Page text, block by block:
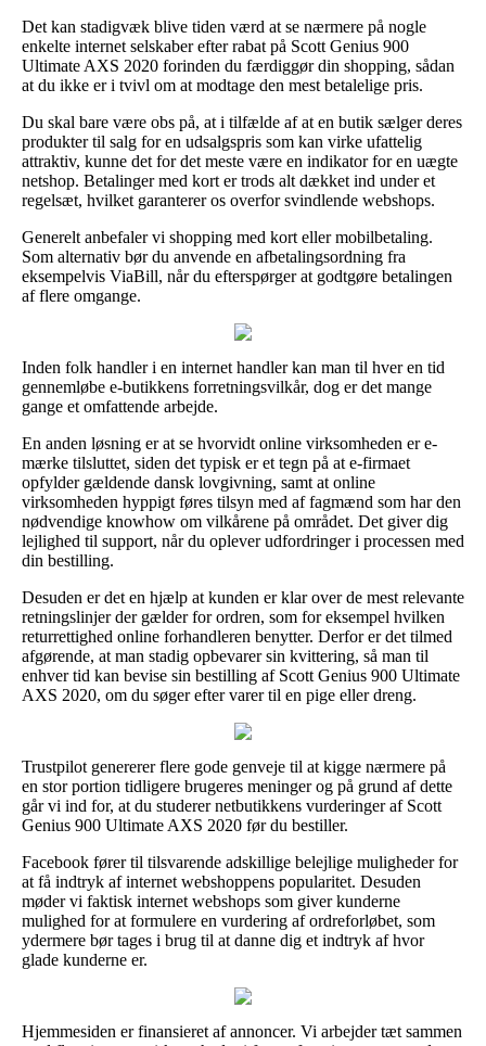
Det kan stadigvæk blive tiden værd at se nærmere på nogle
enkelte internet selskaber efter rabat på Scott Genius 900
Ultimate AXS 2020 forinden du færdiggør din shopping, sådan
at du ikke er i tvivl om at modtage den mest betalelige pris.
Du skal bare være obs på, at i tilfælde af at en butik sælger deres
produkter til salg for en udsalgspris som kan virke ufattelig
attraktiv, kunne det for det meste være en indikator for en uægte
netshop. Betalinger med kort er trods alt dækket ind under et
regelsæt, hvilket garanterer os overfor svindlende webshops.
Generelt anbefaler vi shopping med kort eller mobilbetaling.
Som alternativ bør du anvende en afbetalingsordning fra
eksempelvis ViaBill, når du efterspørger at godtgøre betalingen
af flere omgange.
Inden folk handler i en internet handler kan man til hver en tid
gennemløbe e-butikkens forretningsvilkår, dog er det mange
gange et omfattende arbejde.
En anden løsning er at se hvorvidt online virksomheden er e-
mærke tilsluttet, siden det typisk er et tegn på at e-firmaet
opfylder gældende dansk lovgivning, samt at online
virksomheden hyppigt føres tilsyn med af fagmænd som har den
nødvendige knowhow om vilkårene på området. Det giver dig
lejlighed til support, når du oplever udfordringer i processen med
din bestilling.
Desuden er det en hjælp at kunden er klar over de mest relevante
retningslinjer der gælder for ordren, som for eksempel hvilken
returrettighed online forhandleren benytter. Derfor er det tilmed
afgørende, at man stadig opbevarer sin kvittering, så man til
enhver tid kan bevise sin bestilling af Scott Genius 900 Ultimate
AXS 2020, om du søger efter varer til en pige eller dreng.
Trustpilot genererer flere gode genveje til at kigge nærmere på
en stor portion tidligere brugeres meninger og på grund af dette
går vi ind for, at du studerer netbutikkens vurderinger af Scott
Genius 900 Ultimate AXS 2020 før du bestiller.
Facebook fører til tilsvarende adskillige belejlige muligheder for
at få indtryk af internet webshoppens popularitet. Desuden
møder vi faktisk internet webshops som giver kunderne
mulighed for at formulere en vurdering af ordreforløbet, som
ydermere bør tages i brug til at danne dig et indtryk af hvor
glade kunderne er.
Hjemmesiden er finansieret af annoncer. Vi arbejder tæt sammen